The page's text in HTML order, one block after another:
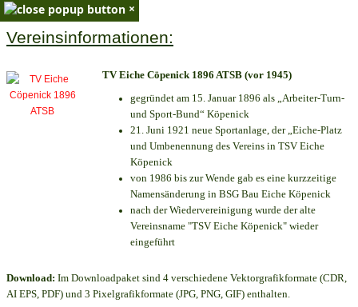
×
Vereinsinformationen:
TV Eiche Cöpenick 1896 ATSB (vor 1945)
gegründet am 15. Januar 1896 als „Arbeiter-Turn-
und Sport-Bund“ Köpenick
21. Juni 1921 neue Sportanlage, der „Eiche-Platz
und Umbenennung des Vereins in TSV Eiche
Köpenick
von 1986 bis zur Wende gab es eine kurzzeitige
Namensänderung in BSG Bau Eiche Köpenick
nach der Wiedervereinigung wurde der alte
Vereinsname "TSV Eiche Köpenick" wieder
eingeführt
Download: Im Downloadpaket sind 4 verschiedene Vektorgrafikformate (CDR,
AI EPS, PDF) und 3 Pixelgrafikformate (JPG, PNG, GIF) enthalten.